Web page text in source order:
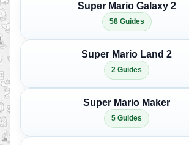
Super Mario Galaxy 2
58 Guides
Super Mario Land 2
2 Guides
Super Mario Maker
5 Guides